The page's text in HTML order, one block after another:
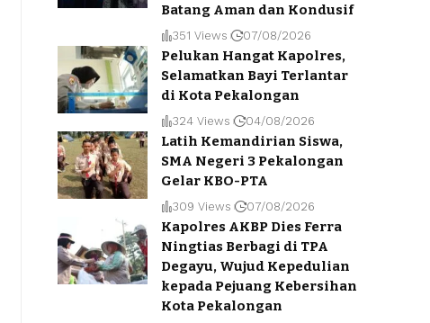
Batang Aman dan Kondusif
351 Views 07/08/2026
Pelukan Hangat Kapolres,
Selamatkan Bayi Terlantar
di Kota Pekalongan
324 Views 04/08/2026
Latih Kemandirian Siswa,
SMA Negeri 3 Pekalongan
Gelar KBO-PTA
309 Views 07/08/2026
Kapolres AKBP Dies Ferra
Ningtias Berbagi di TPA
Degayu, Wujud Kepedulian
kepada Pejuang Kebersihan
Kota Pekalongan